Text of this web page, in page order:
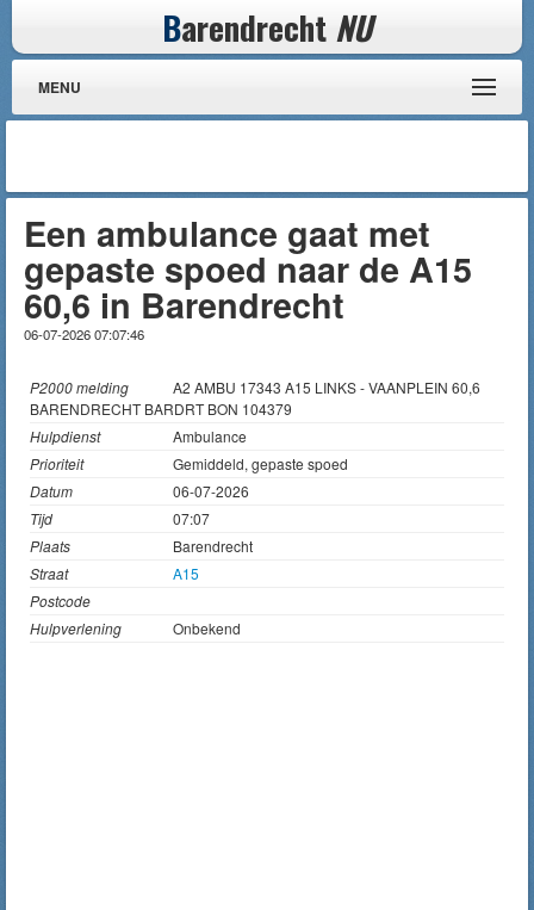
Barendrecht NU
MENU
Een ambulance gaat met
gepaste spoed naar de A15
60,6 in Barendrecht
06-07-2026 07:07:46
P2000 melding
A2 AMBU 17343 A15 LINKS - VAANPLEIN 60,6
BARENDRECHT BARDRT BON 104379
Hulpdienst
Ambulance
Prioriteit
Gemiddeld, gepaste spoed
Datum
06-07-2026
Tijd
07:07
Plaats
Barendrecht
Straat
A15
Postcode
Hulpverlening
Onbekend